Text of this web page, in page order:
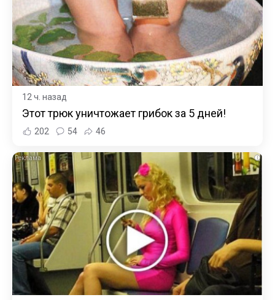
12 ч. назад
Этот трюк уничтожает грибок за 5 дней!
202 54 46
i